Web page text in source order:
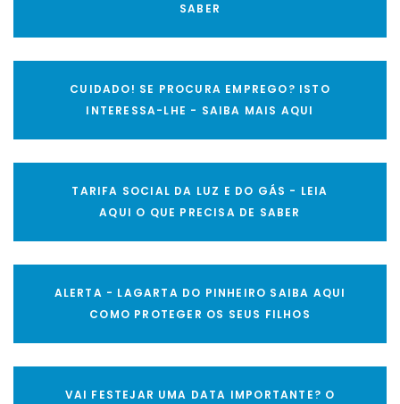
SABER
CUIDADO! SE PROCURA EMPREGO? ISTO
INTERESSA-LHE - SAIBA MAIS AQUI
TARIFA SOCIAL DA LUZ E DO GÁS - LEIA
AQUI O QUE PRECISA DE SABER
ALERTA - LAGARTA DO PINHEIRO SAIBA AQUI
COMO PROTEGER OS SEUS FILHOS
VAI FESTEJAR UMA DATA IMPORTANTE? O